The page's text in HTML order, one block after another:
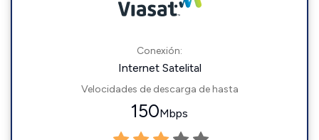
Conexión:
Internet Satelital
Velocidades de descarga de hasta
150Mbps